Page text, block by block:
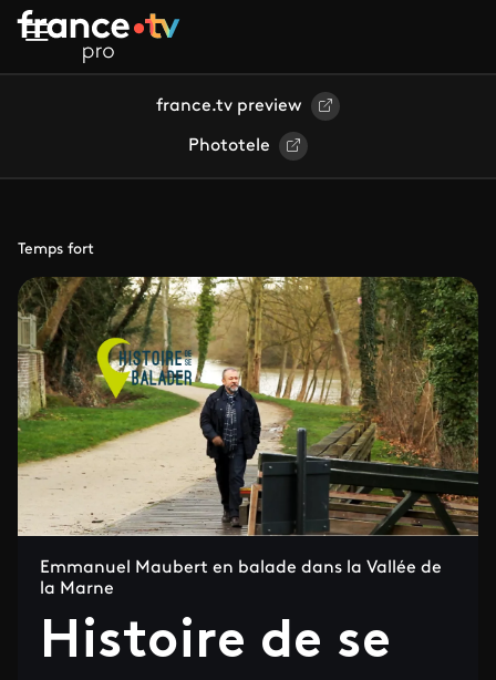
Aller au contenu principal
france.tv preview
Phototele
Temps fort
Emmanuel Maubert en balade dans la Vallée de
la Marne
Histoire de se